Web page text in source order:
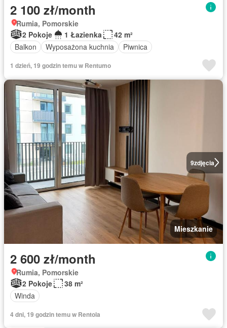
2 100 zł/month
Rumia, Pomorskie
2 Pokoje
1 Łazienka
42 m²
Balkon
Wyposażona kuchnia Piwnica
1 dzień, 19 godzin temu w Rentumo
9zdjęcia
Mieszkanie
2 600 zł/month
Rumia, Pomorskie
2 Pokoje
38 m²
Winda
4 dni, 19 godzin temu w Rentola